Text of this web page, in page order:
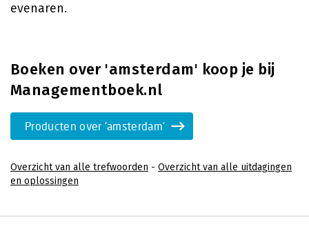
evenaren.
Boeken over 'amsterdam' koop je bij
Managementboek.nl
Producten over 'amsterdam'
Overzicht van alle trefwoorden - Overzicht van alle uitdagingen
en oplossingen